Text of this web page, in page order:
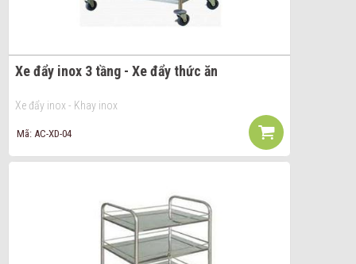
Xe đẩy inox 3 tầng - Xe đẩy thức ăn
Xe đẩy inox - Khay inox
Mã: AC-XD-04